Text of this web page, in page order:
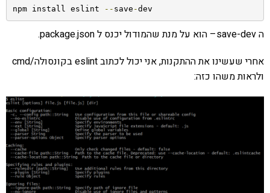
npm install eslint -- save -dev
ה save-dev– הוא על מנת שהמודול יכנס ל package.json.
אחרי שעשינו את ההתקנות, אני יכול לכתוב eslint בקונסולה/cmd
ולראות משהו כזה: